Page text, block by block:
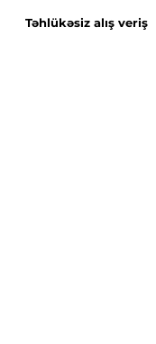
Təhlükəsiz alış veriş